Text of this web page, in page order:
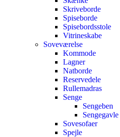
Skriveborde
Spiseborde
Spisebordsstole
Vitrineskabe
Soveværelse
Kommode
Lagner
Natborde
Reservedele
Rullemadras
Senge
Sengeben
Sengegavle
Sovesofaer
Spejle